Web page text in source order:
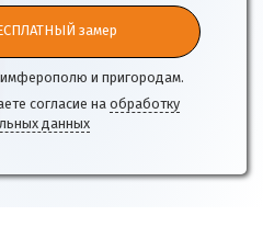
замер
и пригородам.
согласие на обработку
данных